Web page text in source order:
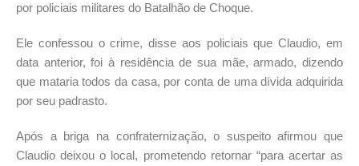
por policiais militares do Batalhão de Choque.
Ele confessou o crime, disse aos policiais que Claudio, em
data anterior, foi à residência de sua mãe, armado, dizendo
que mataria todos da casa, por conta de uma dívida adquirida
por seu padrasto.
Após a briga na confraternização, o suspeito afirmou que
Claudio deixou o local, prometendo retornar “para acertar as